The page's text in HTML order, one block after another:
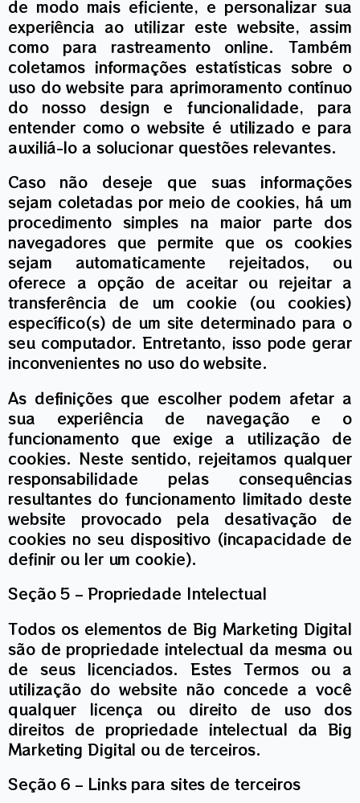
de modo mais eficiente, e personalizar sua
experiência ao utilizar este website, assim
como para rastreamento online. Também
coletamos informações estatísticas sobre o
uso do website para aprimoramento contínuo
do nosso design e funcionalidade, para
entender como o website é utilizado e para
auxiliá-lo a solucionar questões relevantes.
Caso não deseje que suas informações
sejam coletadas por meio de cookies, há um
procedimento simples na maior parte dos
navegadores que permite que os cookies
sejam automaticamente rejeitados, ou
oferece a opção de aceitar ou rejeitar a
transferência de um cookie (ou cookies)
específico(s) de um site determinado para o
seu computador. Entretanto, isso pode gerar
inconvenientes no uso do website.
As definições que escolher podem afetar a
sua experiência de navegação e o
funcionamento que exige a utilização de
cookies. Neste sentido, rejeitamos qualquer
responsabilidade pelas consequências
resultantes do funcionamento limitado deste
website provocado pela desativação de
cookies no seu dispositivo (incapacidade de
definir ou ler um cookie).
Seção 5 – Propriedade Intelectual
Todos os elementos de Big Marketing Digital
são de propriedade intelectual da mesma ou
de seus licenciados. Estes Termos ou a
utilização do website não concede a você
qualquer licença ou direito de uso dos
direitos de propriedade intelectual da Big
Marketing Digital ou de terceiros.
Seção 6 – Links para sites de terceiros